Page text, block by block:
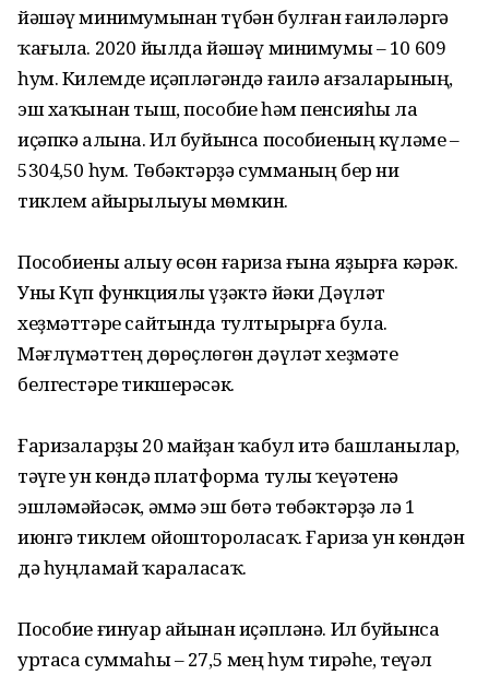
йәшәү минимумынан түбән булған ғаиләләргә
ҡағыла. 2020 йылда йәшәү минимумы – 10 609
һум. Килемде иҫәпләгәндә ғаилә ағзаларының,
эш хаҡынан тыш, пособие һәм пенсияһы ла
иҫәпкә алына. Ил буйынса пособиеның күләме –
5304,50 һум. Төбәктәрҙә сумманың бер ни
тиклем айырылыуы мөмкин.
Пособиены алыу өсөн ғариза ғына яҙырға кәрәк.
Уны Күп функциялы үҙәктә йәки Дәүләт
хеҙмәттәре сайтында тултырырға була.
Мәғлүмәттең дөрөҫлөгөн дәүләт хеҙмәте
белгестәре тикшерәсәк.
Ғаризаларҙы 20 майҙан ҡабул итә башланылар,
тәүге ун көндә платформа тулы ҡеүәтенә
эшләмәйәсәк, әммә эш бөтә төбәктәрҙә лә 1
июнгә тиклем ойоштороласаҡ. Ғариза ун көндән
дә һуңламай ҡараласаҡ.
Пособие ғинуар айынан иҫәпләнә. Ил буйынса
уртаса суммаһы – 27,5 мең һум тирәһе, теүәл